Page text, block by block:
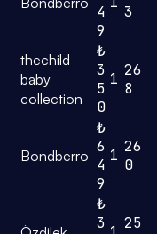
4
9
3
thechild
baby
collection
₺
3
5
0
1 26
8
Bondberro
₺
6
4
9
1 26
0
₺
3
25